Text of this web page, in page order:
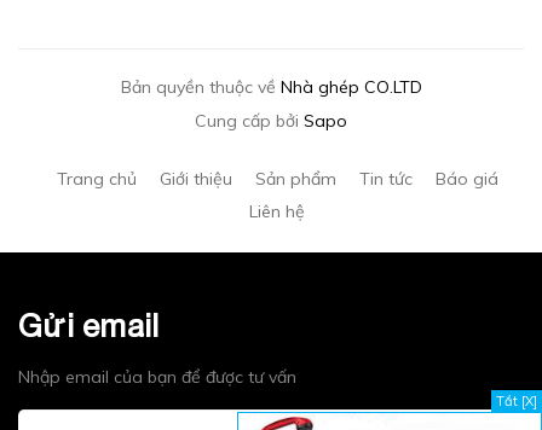
Bản quyền thuộc về Nhà ghép CO.LTD
Cung cấp bởi Sapo
Trang chủ Giới thiệu Sản phẩm Tin tức
Báo giá
Liên hệ
Gửi email
Nhập email của bạn để được tư vấn
Tắt [X]